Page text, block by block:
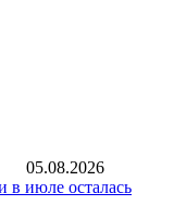
05.08.2026
в июле осталась